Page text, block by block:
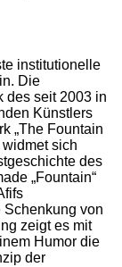
institutionelle
Die
des seit 2003 in
Künstlers
„The Fountain
sich
des
„Fountain“
von
zeigt es mit
Humor die
der